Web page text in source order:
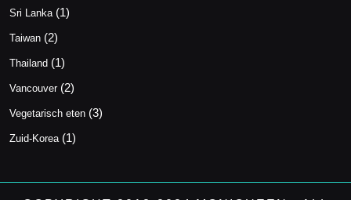
Sri Lanka (1)
Taiwan (2)
Thailand (1)
Vancouver(2)
Vegetarisch eten (3)
Zuid-Korea (1)